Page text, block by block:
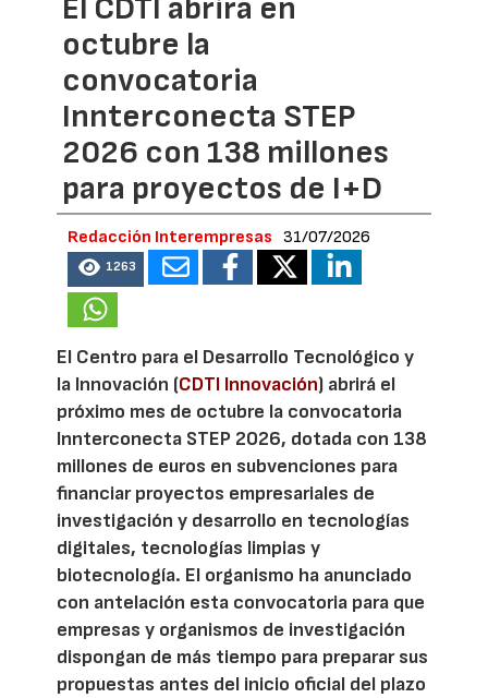
El CDTI abrirá en
octubre la
convocatoria
Innterconecta STEP
2026 con 138 millones
para proyectos de I+D
Redacción Interempresas 31/07/2026
1263
El Centro para el Desarrollo Tecnológico y
la Innovación (CDTI Innovación) abrirá el
próximo mes de octubre la convocatoria
Innterconecta STEP 2026, dotada con 138
millones de euros en subvenciones para
financiar proyectos empresariales de
investigación y desarrollo en tecnologías
digitales, tecnologías limpias y
biotecnología. El organismo ha anunciado
con antelación esta convocatoria para que
empresas y organismos de investigación
dispongan de más tiempo para preparar sus
propuestas antes del inicio oficial del plazo